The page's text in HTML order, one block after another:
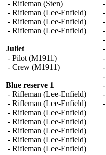
- Rifleman (Sten)
- Rifleman (Lee-Enfield)
- Rifleman (Lee-Enfield)
- Rifleman (Lee-Enfield)
Juliet
- Pilot (M1911)
- Crew (M1911)
Blue reserve 1
- Rifleman (Lee-Enfield)
- Rifleman (Lee-Enfield)
- Rifleman (Lee-Enfield)
- Rifleman (Lee-Enfield)
- Rifleman (Lee-Enfield)
- Rifleman (Lee-Enfield)
- Rifleman (Lee-Enfield)